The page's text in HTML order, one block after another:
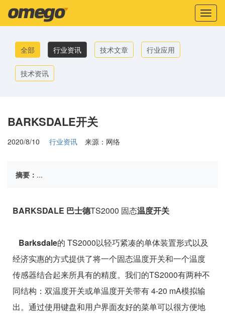
全部 行业资讯 技术文章 行业应用
技术资讯
BARKSDALE开关
2020/8/10 行业资讯 来源：网络
摘要： ...
BARKSDALE 巴士德TS2000 固态温度开关
Barksdale的 TS2000以轻巧紧凑的单体装置形式以及
经济实惠的方式提供了将一个固态温度开关和一个温度
传感器结合起来所具有的精度。我们的TS2000有两种不
同结构：双温度开关或单温度开关带有 4-20 mA模拟输
出。通过使用键盘和用户界面友好的菜单可以很方便地